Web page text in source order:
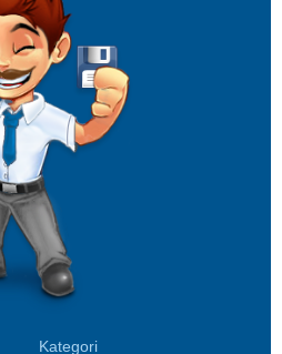
Kategori